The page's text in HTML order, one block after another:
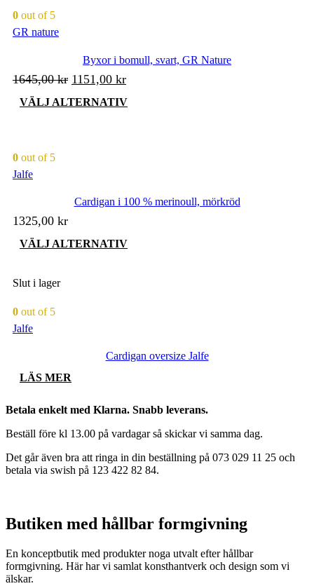
kan
0 out of 5
GR nature
Byxor i bomull, svart, GR Nature
1645,00kr Det
ursprungliga
priset
1151,00 krDet
nuvarande
priset
VÄLJ ALTERNATIV
alternativen
0 out of 5
Jalfe
Cardigan i 100 % merinoull, mörkröd
1325,00 kr
VÄLJ ALTERNATIV
kan
Slut i lager
0 out of 5
Jalfe
Cardigan oversize Jalfe
LÄS MER
Betala enkelt med Klarna. Snabb leverans.
Beställ före kl 13.00 på vardagar så skickar vi samma dag.
Det går även bra att ringa in din beställning på 073 029 11 25 och
betala via swish på 123 422 82 84.
Butiken med hållbar formgivning
En konceptbutik med produkter noga utvalt efter hållbar
formgivning. Här har vi samlat konsthantverk och design som vi
älskar.